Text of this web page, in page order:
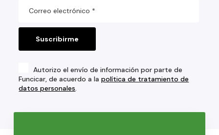
Autorizo el envío de información por parte de
Funcicar, de acuerdo a lapolítica de tratamiento de
datos personales